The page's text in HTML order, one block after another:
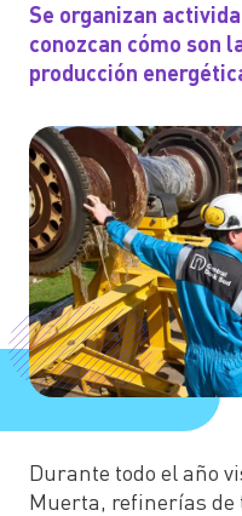
Se organizan
conozcan cómo son
producción
Durante todo el año
Muerta, refinerías de